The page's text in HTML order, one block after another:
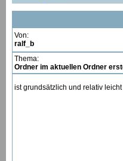
Von:
ralf_b
Thema:
Ordner im aktuellen Ordner
ist grundsätzlich und relativ leicht